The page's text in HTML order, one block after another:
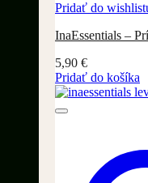
Pridať do
InaEssentials –
5,90 €
Pridať do košíka